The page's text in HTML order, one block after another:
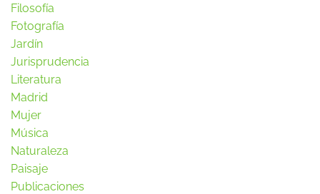
Filosofía
Fotografía
Jardín
Jurisprudencia
Literatura
Madrid
Mujer
Música
Naturaleza
Paisaje
Publicaciones